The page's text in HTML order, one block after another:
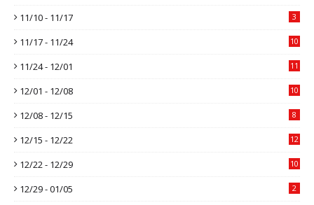
11/10 - 11/17 3
11/17 - 11/24 10
11/24 - 12/01 11
12/01 - 12/08 10
12/08 - 12/15 8
12/15 - 12/22 12
12/22 - 12/29 10
12/29 - 01/05 2